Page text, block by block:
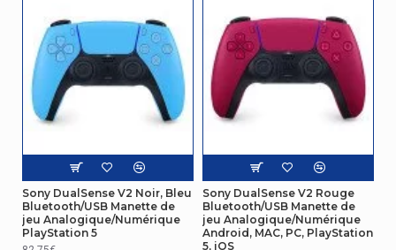
batterie
Connectivité
Combo
casque /
microphone
Plates-formes
de jeux prises
en charge
Android, MAC, PC, PlayStation 5, iOS
Sony DualSense V2 Noir, Bleu
Bluetooth/USB Manette de
jeu Analogique/Numérique
PlayStation 5
Sony DualSense V2 Rouge
Bluetooth/USB Manette de
jeu Analogique/Numérique
Android, MAC, PC, PlayStation
5, iOS